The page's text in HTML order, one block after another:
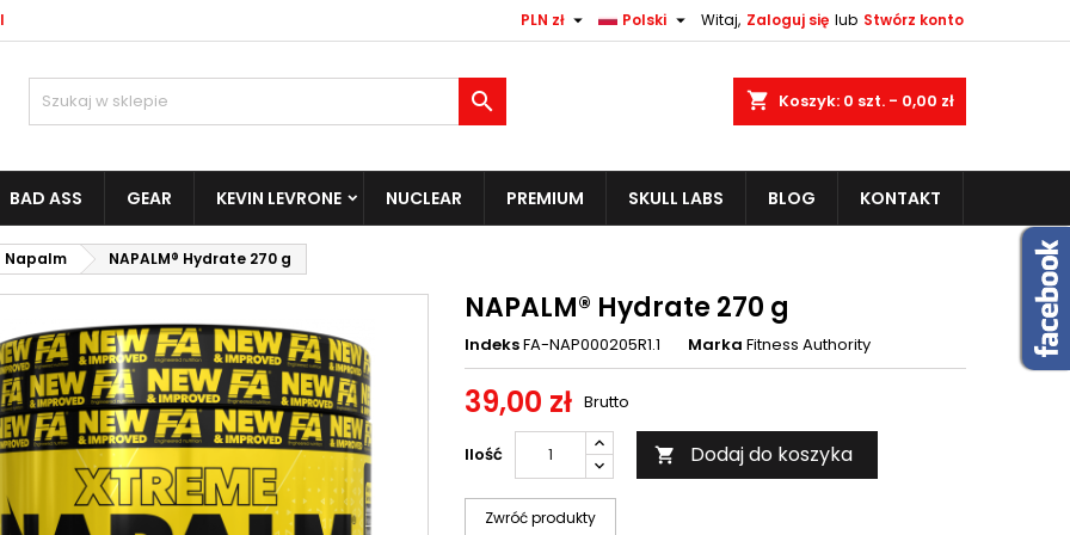
Witaj, Zaloguj się lub Stwórz konto
Polski 
PLN zł 
shopping_cart Koszyk: 0 szt. - 0,00 zł

BAD ASS GEAR KEVIN LEVRONE NUCLEAR PREMIUM SKULL LABS BLOG KONTAKT
Napalm NAPALM® Hydrate 270 g
NAPALM® Hydrate 270 g
IndeksFA-NAP000205R1.1 Marka Fitness Authority
39,00 zł Brutto
Ilość  Dodaj do koszyka
Zwróć produkty